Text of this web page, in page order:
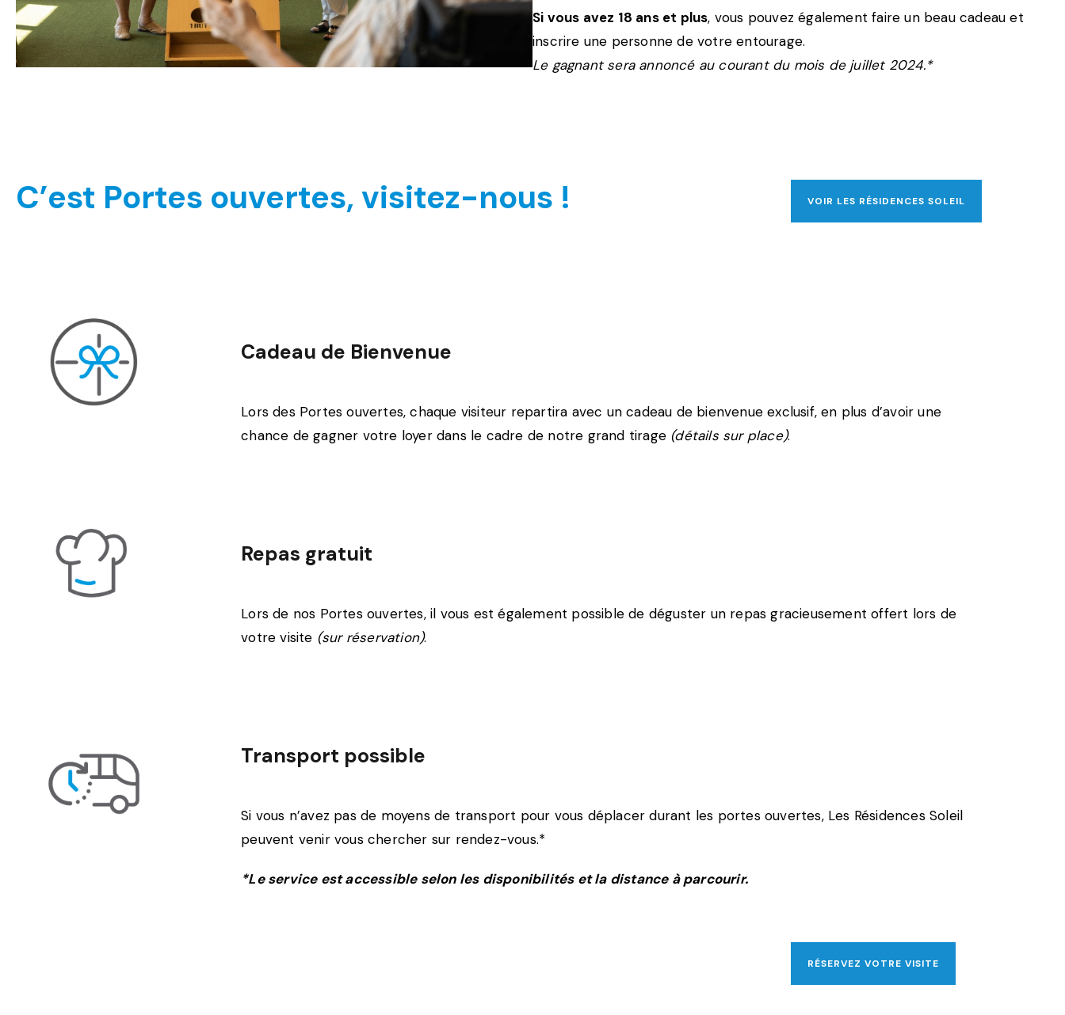
Si vous avez 18 ans et plus, vous pouvez également faire un beau cadeau et
inscrire une personne de votre entourage.
Le gagnant sera annoncé au courant du mois de juillet 2024.*
C’est Portes ouvertes, visitez-nous ! VOIR LES RÉSIDENCES SOLEIL
Cadeau de Bienvenue
Lors des Portes ouvertes, chaque visiteur repartira avec un cadeau de bienvenue exclusif, en plus d’avoir une
chance de gagner votre loyer dans le cadre de notre grand tirage (détails sur place).
Repas gratuit
Lors de nos Portes ouvertes, il vous est également possible de déguster un repas gracieusement offert lors de
votre visite (sur réservation).
Transport possible
Si vous n’avez pas de moyens de transport pour vous déplacer durant les portes ouvertes, Les Résidences Soleil
peuvent venir vous chercher sur rendez-vous.*
*Le service est accessible selon les disponibilités et la distance à parcourir.
RÉSERVEZ VOTRE VISITE